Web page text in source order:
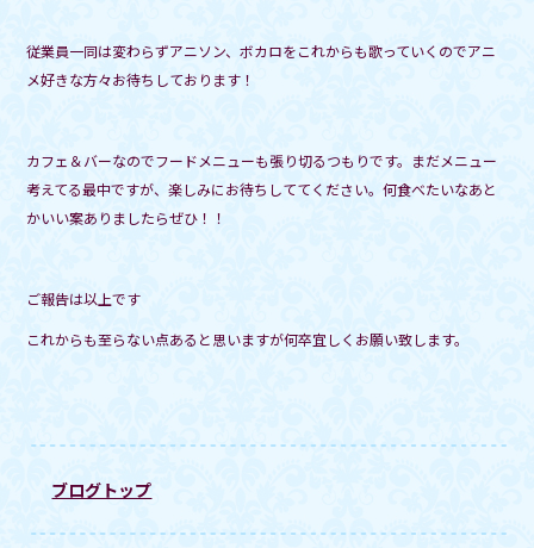
k
従業員一同は変わらずアニソン、ボカロをこれからも歌っていくのでアニ
メ好きな方々お待ちしております！
カフェ＆バーなのでフードメニューも張り切るつもりです。まだメニュー
考えてる最中ですが、楽しみにお待ちしててください。何食べたいなあと
かいい案ありましたらぜひ！！
ご報告は以上です
これからも至らない点あると思いますが何卒宜しくお願い致します。
ブログトップ